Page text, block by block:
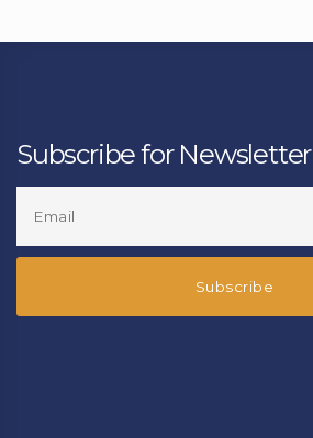
Subscribe for Newsletter